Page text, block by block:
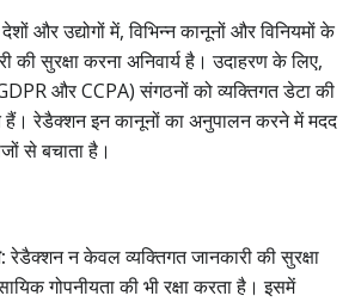
और उद्योगों में, विभिन्न कानूनों और विनियमों के
सुरक्षा करना अनिवार्य है। उदाहरण के लिए,
और CCPA) संगठनों को व्यक्तिगत डेटा की
हैं। रेडैक्शन इन कानूनों का अनुपालन करने में मदद
से बचाता है।
रेडैक्शन न केवल व्यक्तिगत जानकारी की सुरक्षा
गोपनीयता की भी रक्षा करता है। इसमें